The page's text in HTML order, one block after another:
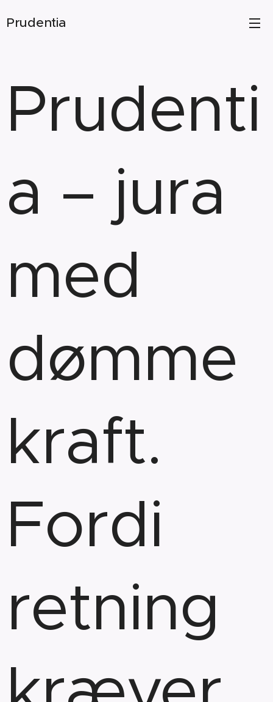
Prudentia
Prudenti
a – jura
med
dømme
kraft.
Fordi
retning